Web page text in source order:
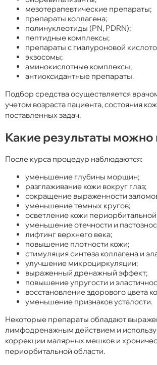
мезотерапевтические препараты;
препараты коллагена;
полинуклеотиды (PN, PDRN);
пептидные комплексы;
препараты с гиалуроновой
экзосомы;
аминокислотные комплексы;
антиоксидантные препараты.
Подбор средства осуществляется
учетом возраста пациента, состояния
поставленных задач.
Какие результаты можно
После курса процедур наблюдаются:
уменьшение глубины морщин;
разглаживание кожи вокруг глаз;
сокращение выраженности
уменьшение темных кругов;
осветление кожи
уменьшение отечности и
лифтинг верхнего века;
повышение плотности кожи;
стимуляция синтеза коллагена и
улучшение микроциркуляции;
выраженный дренажный эффект;
повышение упругости и
восстановление здорового цвета
уменьшение признаков усталости.
Некоторые препараты обладают
лимфодренажным действием и
коррекции малярных мешков и
периорбитальной области.